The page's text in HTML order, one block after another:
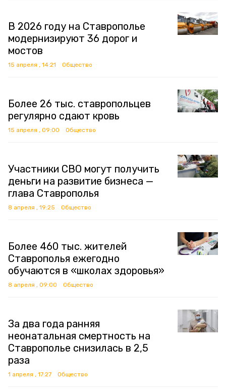
В 2026 году на Ставрополье
модернизируют 36 дорог и
мостов
15 апреля , 14:21 Общество
Более 26 тыс. ставропольцев
регулярно сдают кровь
15 апреля , 09:00 Общество
Участники СВО могут получить
деньги на развитие бизнеса —
глава Ставрополья
8 апреля , 19:25 Общество
Более 460 тыс. жителей
Ставрополья ежегодно
обучаются в «школах здоровья»
8 апреля , 09:00 Общество
За два года ранняя
неонатальная смертность на
Ставрополье снизилась в 2,5
раза
1 апреля , 17:27 Общество